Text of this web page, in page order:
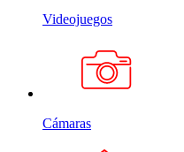
Videojuegos
Cámaras